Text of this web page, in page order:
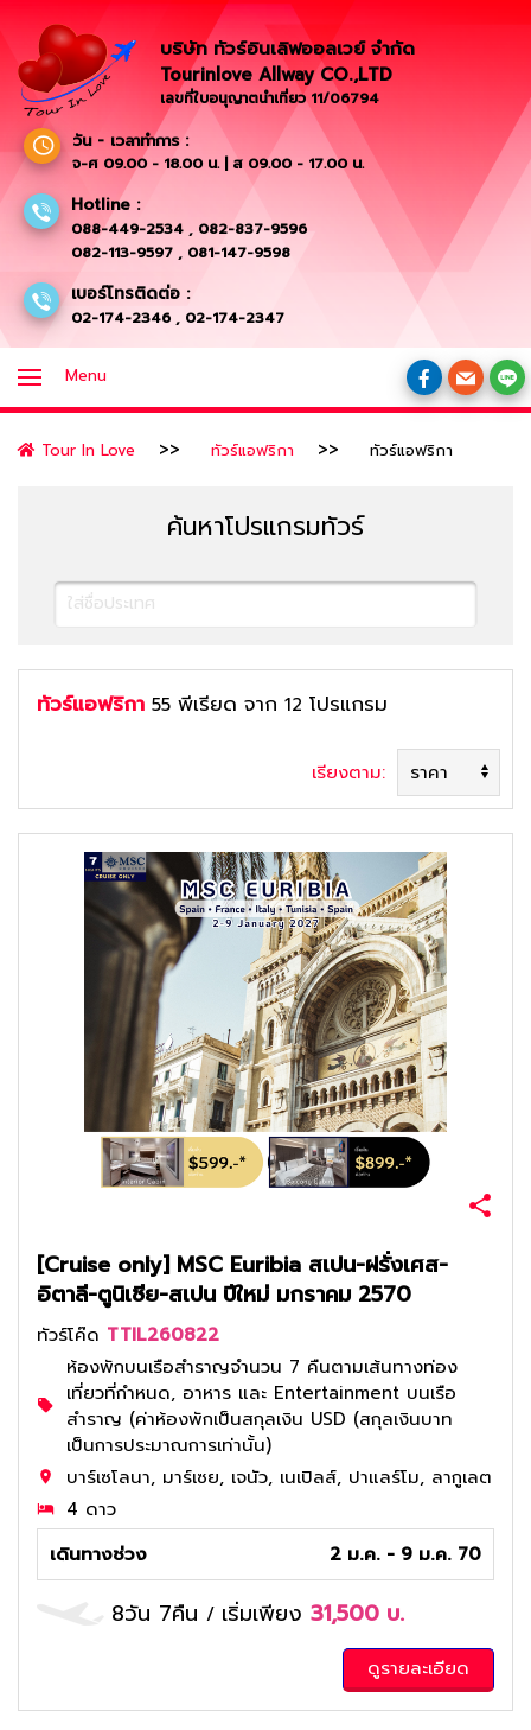
บริษัท ทัวร์อินเลิฟออลเวย์ จำกัด
Tourinlove Allway CO.,LTD
เลขที่ใบอนุญาตนำเที่ยว 11/06794
วัน - เวลาทำการ :
จ-ศ 09.00 - 18.00 น. | ส 09.00 - 17.00 น.
Hotline :
088-449-2534 , 082-837-9596
082-113-9597 , 081-147-9598
เบอร์โทรติดต่อ :
02-174-2346 , 02-174-2347
Menu
Tour In Love ทัวร์แอฟริกา ทัวร์แอฟริกา
ค้นหาโปรแกรมทัวร์
ค้นหาทัวร์
ทัวร์แอฟริกา 55 พีเรียด จาก 12 โปรแกรม
เรียงตาม:
[Cruise only] MSC Euribia สเปน-ฝรั่งเศส-
อิตาลี-ตูนิเซีย-สเปน ปีใหม่ มกราคม 2570
ทัวร์โค๊ด TTIL260822
ห้องพักบนเรือสำราญจำนวน 7 คืนตามเส้นทางท่อง
เที่ยวที่กำหนด, อาหาร และ Entertainment บนเรือ
สำราญ (ค่าห้องพักเป็นสกุลเงิน USD (สกุลเงินบาท
เป็นการประมาณการเท่านั้น)
บาร์เซโลนา, มาร์เซย, เจนัว, เนเปิลส์, ปาแลร์โม, ลากูเลต
4 ดาว
เดินทางช่วง
2 ม.ค. - 9 ม.ค. 70
8วัน 7คืน / เริ่มเพียง 31,500 บ.
ดูรายละเอียด